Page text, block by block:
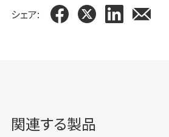
一定時間潜らせてください。オゾン水
す必要はありません。
浮遊菌による調理器具の汚染防止に効
空気中の酸素を原料にしてオゾンを作
め環境負荷がありません。
シェア:
関連する製品